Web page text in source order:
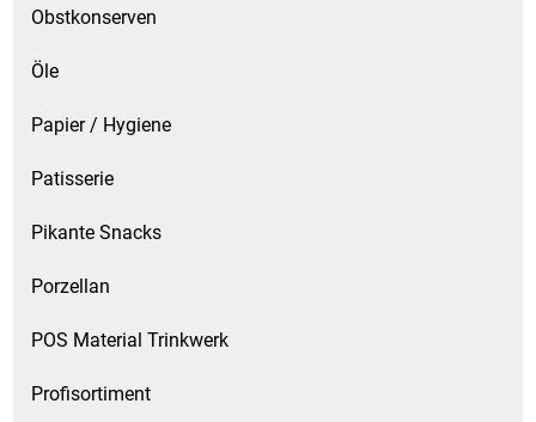
Obstkonserven
Öle
Papier / Hygiene
Patisserie
Pikante Snacks
Porzellan
POS Material Trinkwerk
Profisortiment